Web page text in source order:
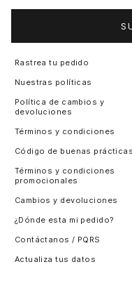
Rastrea tu pedido
Nuestras políticas
Política de cambios y
devoluciones
Términos y condiciones
Código de buenas prácticas
Términos y condiciones
promocionales
Cambios y devoluciones
¿Dónde esta mi pedido?
Contáctanos / PQRS
Actualiza tus datos